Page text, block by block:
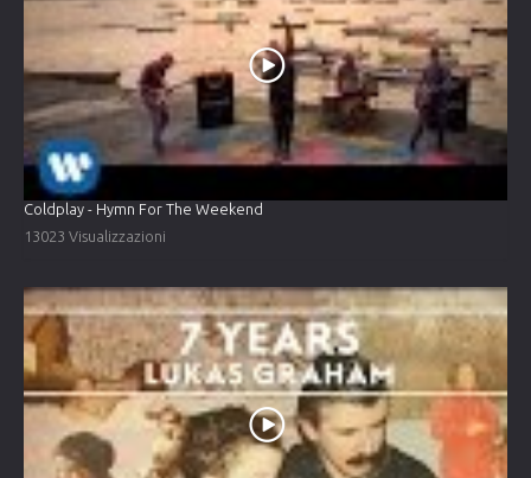
Coldplay - Hymn For The Weekend
13023 Visualizzazioni